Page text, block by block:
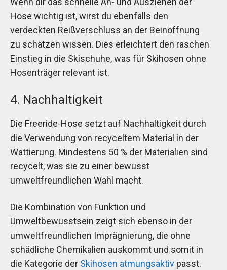
Hose wichtig ist, wirst du ebenfalls den
verdeckten Reißverschluss an der Beinöffnung
zu schätzen wissen. Dies erleichtert den raschen
Einstieg in die Skischuhe, was für Skihosen ohne
Hosenträger relevant ist.
4. Nachhaltigkeit
Die Freeride-Hose setzt auf Nachhaltigkeit durch
die Verwendung von recyceltem Material in der
Wattierung. Mindestens 50 % der Materialien sind
recycelt, was sie zu einer bewusst
umweltfreundlichen Wahl macht.
Die Kombination von Funktion und
Umweltbewusstsein zeigt sich ebenso in der
umweltfreundlichen Imprägnierung, die ohne
schädliche Chemikalien auskommt und somit in
die Kategorie der Skihosen atmungsaktiv passt.